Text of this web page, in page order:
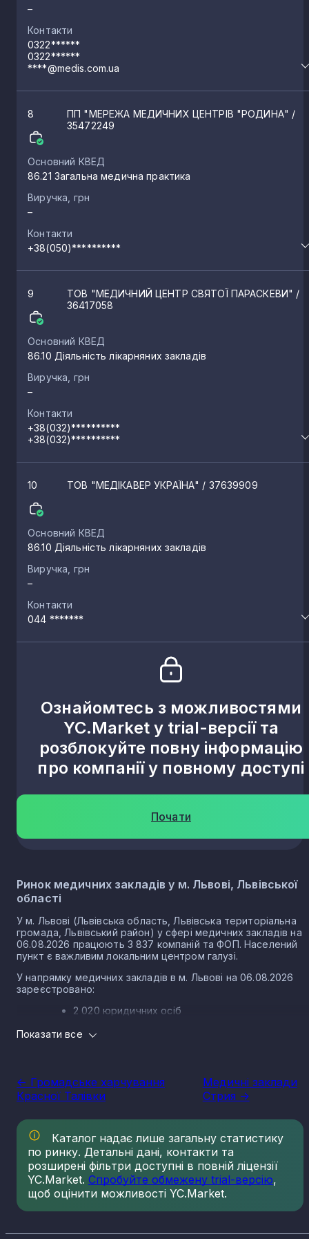
–
Контакти
0322******
0322******
****@medis.com.ua
8 ПП "МЕРЕЖА МЕДИЧНИХ ЦЕНТРІВ "РОДИНА" /
35472249
Основний КВЕД
86.21 Загальна медична практика
Виручка, грн
–
Контакти
+38(050)**********
9 ТОВ "МЕДИЧНИЙ ЦЕНТР СВЯТОЇ ПАРАСКЕВИ" /
36417058
Основний КВЕД
86.10 Діяльність лікарняних закладів
Виручка, грн
–
Контакти
+38(032)**********
+38(032)**********
10 ТОВ "МЕДІКАВЕР УКРАЇНА" / 37639909
Основний КВЕД
86.10 Діяльність лікарняних закладів
Виручка, грн
–
Контакти
044 *******
Ознайомтесь з можливостями
YC.Market у trial-версії та
розблокуйте повну інформацію
про компанії у повному доступі
Почати
Ринок медичних закладів у м. Львові, Львівської
області
У м. Львові (Львівська область, Львівська територіальна
громада, Львівський район) у сфері медичних закладів на
06.08.2026 працюють 3 837 компаній та ФОП. Населений
пункт є важливим локальним центром галузі.
У напрямку медичних закладів в м. Львові на 06.08.2026
зареєстровано:
2 020 юридичних осіб
Виторг компаній у напрямку медичних закладів у м. Львові
за 2025 рік становить 10 013 023 601 грн.
Медичні заклади в місті Львів є одним з сегментів
системи охорони здоров’я в Україні. Сектор впливає на
загальний стан суспільства, фізичне здоров’я громадян,
рівень їх добробуту, як на загальнодержавному рівні, так і
на місцях. Крім того, діяльність підприємств в галузі
утворює умови для розвитку суміжних сфер — хімічної
промисловості та фармацевтичного сектора. Розвиток
медичних закладів підвищує привабливість держави для
медичних туристів, підвищує потенціал для притоку
Показати все
<- Громадське харчування
Красної Талівки
Медичні заклади
Стрия ->
Каталог надає лише загальну статистику
по ринку. Детальні дані, контакти та
розширені фільтри доступні в повній ліцензії
YC.Market. Спробуйте обмежену trial-версію,
щоб оцінити можливості YC.Market.